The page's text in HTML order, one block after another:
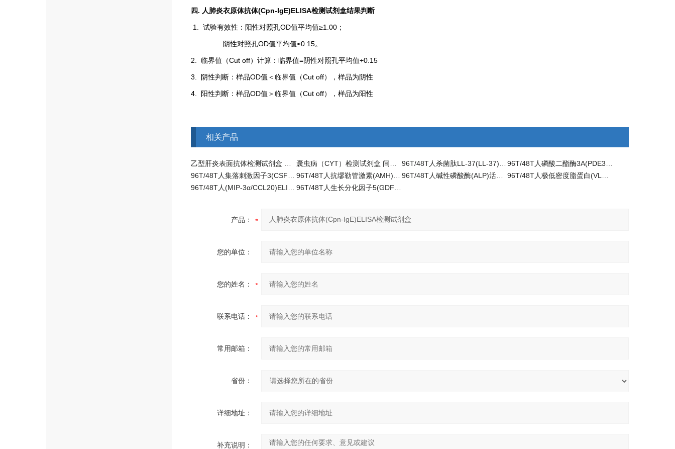
四. 人肺炎衣原体抗体(Cpn-IgE)ELISA检测试剂盒结果判断
1. 试验有效性：阳性对照孔OD值平均值≥1.00 ；
阴性对照孔OD值平均值≤0.15。
2. 临界值（Cut off）计算：临界值=阴性对照孔平均值+0.15
3. 阴性判断：样品OD值＜临界值（Cut off），样品为阴性
4. 阳性判断：样品OD值＞临界值（Cut off），样品为阳性
相关产品
产品：
您的单位：
您的姓名：
联系电话：
常用邮箱：
省份：
详细地址：
补充说明：